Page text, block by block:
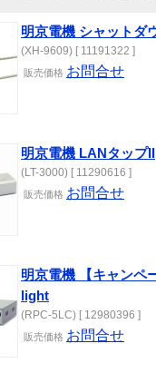
明京電機 シャットダ
(XH-9609) [ 11191322 ]
販売価格 お問合せ
明京電機 LANタップII
(LT-3000) [ 11290616 ]
販売価格 お問合せ
明京電機 【キャンペ
light
(RPC-5LC) [ 12980396 ]
販売価格 お問合せ